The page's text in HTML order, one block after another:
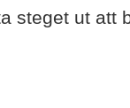
steget ut att